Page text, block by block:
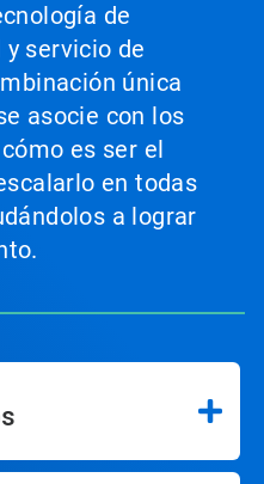
de
servicio de
única
asocie con los
es ser el
en todas
a lograr